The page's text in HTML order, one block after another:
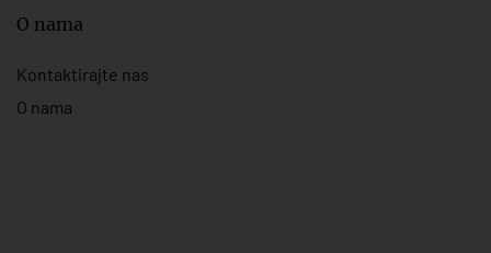
O nama
Kontaktirajte nas
O nama